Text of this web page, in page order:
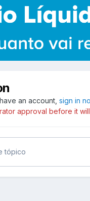
an account, sign in
approval before it
tópico